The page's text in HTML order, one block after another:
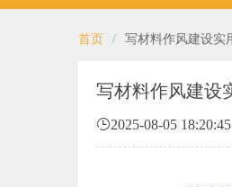
首页 / 写材料作风建设实
写材料作风建设
2025-08-05 18:20:45